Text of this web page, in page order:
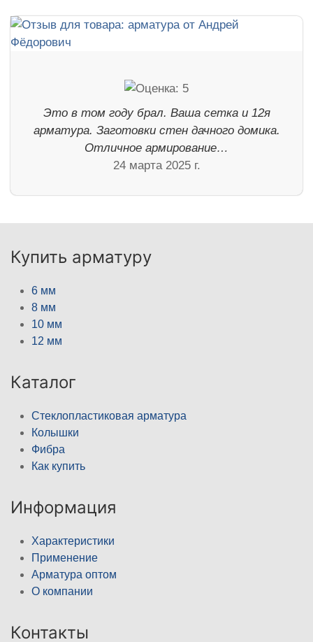
Это в том году брал. Ваша сетка и 12я
арматура. Заготовки стен дачного домика.
Отличное армирование…
24 марта 2025 г.
Купить арматуру
6 мм
8 мм
10 мм
12 мм
Каталог
Стеклопластиковая арматура
Колышки
Фибра
Как купить
Информация
Характеристики
Применение
Арматура оптом
О компании
Контакты